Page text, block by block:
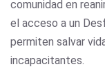
comunidad en
el acceso a un
permiten salvar
incapacitantes.